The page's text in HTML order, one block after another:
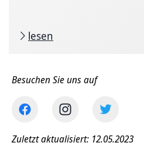
lesen
Besuchen Sie uns auf
Zuletzt aktualisiert: 12.05.2023